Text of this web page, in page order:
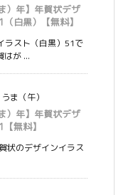
）年】年賀状デザ
白黒）【無料】
ラスト（白黒）51で
はが ...
うま（午）
）年】年賀状デザ
無料】
状のデザインイラス